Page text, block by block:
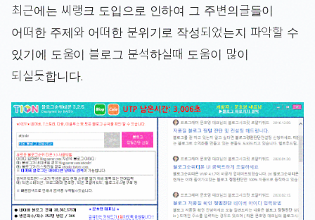
최근에는 씨랭크 도입으로 인하여 그 주변의글들이
어떠한 주제와 어떠한 분위기로 작성되었는지 파악할 수
있기에 도움이 블로그 분석하실때 도움이 많이
되실듯합니다.